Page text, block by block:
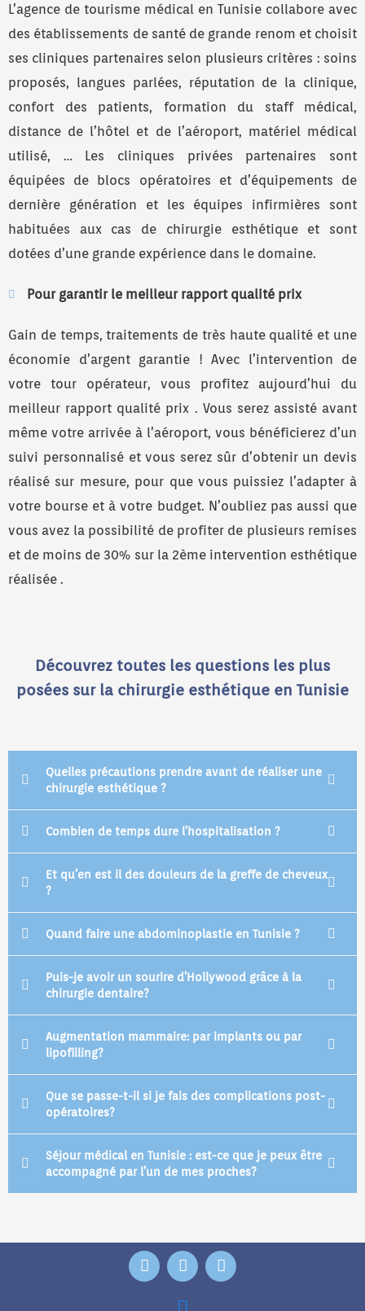
L’agence de tourisme médical en Tunisie collabore avec
des établissements de santé de grande renom et choisit
ses cliniques partenaires selon plusieurs critères : soins
proposés, langues parlées, réputation de la clinique,
confort des patients, formation du staff médical,
distance de l’hôtel et de l’aéroport, matériel médical
utilisé, … Les cliniques privées partenaires sont
équipées de blocs opératoires et d’équipements de
dernière génération et les équipes infirmières sont
habituées aux cas de chirurgie esthétique et sont
dotées d’une grande expérience dans le domaine.
Pour garantir le meilleur rapport qualité prix
Gain de temps, traitements de très haute qualité et une
économie d’argent garantie ! Avec l’intervention de
votre tour opérateur, vous profitez aujourd’hui du
meilleur rapport qualité prix . Vous serez assisté avant
même votre arrivée à l’aéroport, vous bénéficierez d’un
suivi personnalisé et vous serez sûr d’obtenir un devis
réalisé sur mesure, pour que vous puissiez l’adapter à
votre bourse et à votre budget. N’oubliez pas aussi que
vous avez la possibilité de profiter de plusieurs remises
et de moins de 30% sur la 2ème intervention esthétique
réalisée .
Découvrez toutes les questions les plus
posées sur la chirurgie esthétique en Tunisie
Quelles précautions prendre avant de réaliser une
chirurgie esthétique ?
Combien de temps dure l’hospitalisation ?
Et qu’en est il des douleurs de la greffe de cheveux
?
Quand faire une abdominoplastie en Tunisie ?
Puis-je avoir un sourire d’Hollywood grâce à la
chirurgie dentaire?
Augmentation mammaire: par implants ou par
lipofilling?
Que se passe-t-il si je fais des complications post-
opératoires?
Séjour médical en Tunisie : est-ce que je peux être
accompagné par l’un de mes proches?
F
a
T
w
t
Y
o